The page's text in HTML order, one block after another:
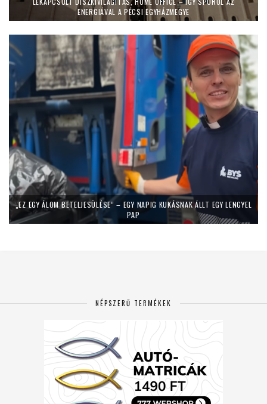
ENERGIÁVAL A PÉCSI EGYHÁZMEGYE
„EZ EGY ÁLOM BETELJESÜLÉSE” – EGY NAPIG KUKÁSNAK ÁLLT EGY LENGYEL
PAP
NÉPSZERŰ TERMÉKEK